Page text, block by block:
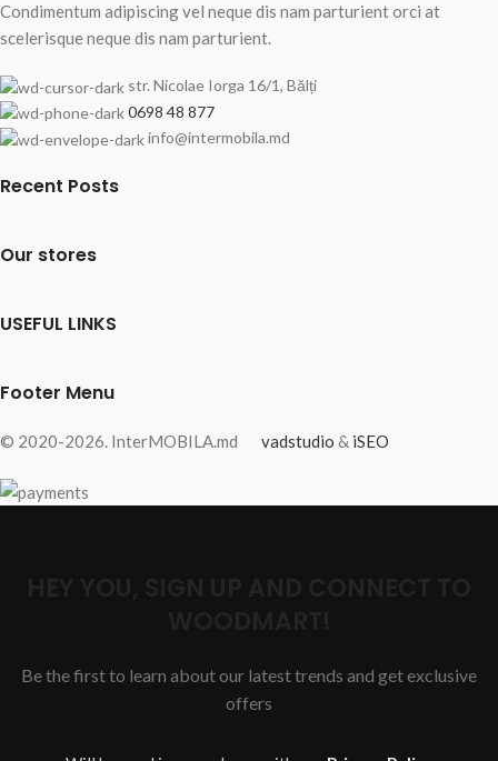
Condimentum adipiscing vel neque dis nam parturient orci at
scelerisque neque dis nam parturient.
str. Nicolae Iorga 16/1, Bălți
0698 48 877
info@intermobila.md
Recent Posts
Our stores
USEFUL LINKS
Footer Menu
© 2020-2026. InterMOBILA.md vadstudio & iSEO
Be the first to learn about our latest trends and get exclusive
offers